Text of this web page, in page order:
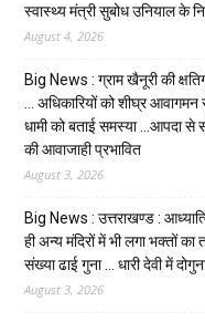
स्वास्थ्य मंत्री सुबोध उनियाल के
August 4, 2026
Big News : ग्राम खैनूरी की
… अधिकारियों को शीघ्र
धामी को बताई समस्या …आपदा से
की आवाजाही प्रभावित
August 3, 2026
Big News : उत्तराखण्ड :
ही अन्य मंदिरों में भी लगा भक्तों का
संख्या ढाई गुना … धारी देवी में
August 3, 2026